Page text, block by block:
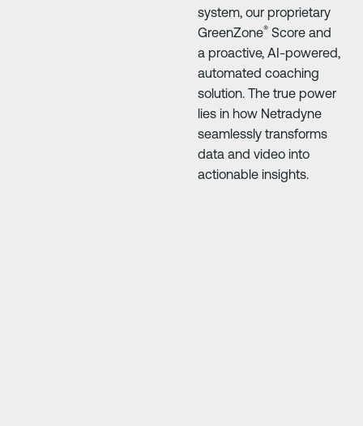
system, our proprietary
GreenZone® Score and
a proactive, AI-powered,
automated coaching
solution. The true power
lies in how Netradyne
seamlessly transforms
data and video into
actionable insights.